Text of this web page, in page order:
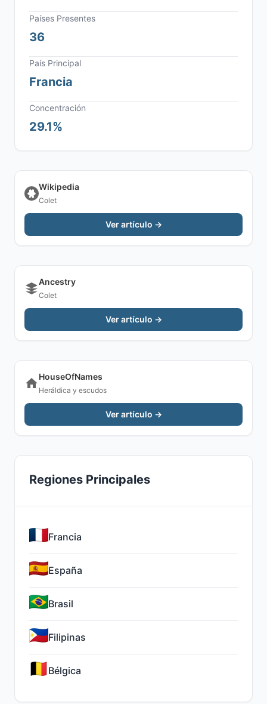
Países Presentes
36
País Principal
Francia
Concentración
29.1%
Wikipedia
Colet
Ver artículo →
Ancestry
Colet
Ver artículo →
HouseOfNames
Heráldica y escudos
Ver artículo →
Regiones Principales
Francia
España
Brasil
Filipinas
Bélgica